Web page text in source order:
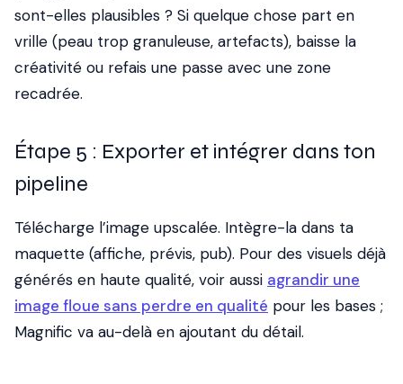
sont-elles plausibles ? Si quelque chose part en
vrille (peau trop granuleuse, artefacts), baisse la
créativité ou refais une passe avec une zone
recadrée.
Étape 5 : Exporter et intégrer dans ton
pipeline
Télécharge l’image upscalée. Intègre-la dans ta
maquette (affiche, prévis, pub). Pour des visuels déjà
générés en haute qualité, voir aussi agrandir une
image floue sans perdre en qualité pour les bases ;
Magnific va au-delà en ajoutant du détail.